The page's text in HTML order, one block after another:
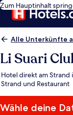
Zum Hauptinhalt
Alle Unterkünfte
Li Suari
Hotel direkt am Strand
Strand und Restaurant
Wähle deine